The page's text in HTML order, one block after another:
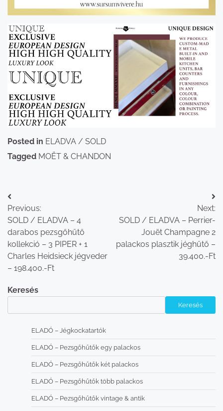
Posted in ELADVA / SOLD
Tagged MOËT & CHANDON
Bejegyzés
navigáció
Previous:
SOLD / ELADVA – 4
darabos pezsgőhűtő
kollekció – 3 PIPER + 1
Charles Heidsieck jégveder
– 198.400.-Ft
Next:
SOLD / ELADVA – Perrier-
Jouët Champagne 2
palackos plasztik jéghűtő –
39.400.-Ft
Keresés
Keresés
ELADÓ – Jégkockatartók
ELADÓ – Pezsgőhűtők egy palackos
ELADÓ – Pezsgőhűtők két palackos
ELADÓ – Pezsgőhűtők több palackos
ELADÓ – Pezsgőhűtők vintage & antik